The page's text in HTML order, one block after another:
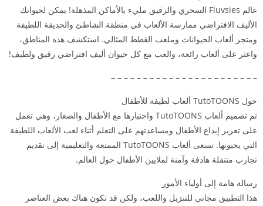
عالم Fluvsies السحري والرقيق مليء بالأماكن المذهلة! يمكن لحيوانك
الأليف الافتراضي ممارسة الألعاب في منطقة الشاطئ والحديقة اللطيفة
ومتجر ألعاب الحيوانات وملعب القطط المثالي. استكشف هذه المناطق،
واعثر على ألعاب رائعة، والعب مع كل حيوان أليف افتراضي رقيق ولطيف!
– – – – – – – – – – – – – – – – – – – – – – –
حول TutoTOONS ألعاب لطيفة للأطفال
تم تصميم ألعاب TutoTOONS واختبارها مع الأطفال والصغار، وهي تعمل
على تعزيز إبداع الأطفال ومساعدتهم على التعلم أثناء لعب الألعاب اللطيفة
التي يحبونها. تسعى ألعاب TutoTOONS الممتعة والتعليمية إلى تقديم
تجارب متنقلة هادفة وآمنة لملايين الأطفال حول العالم.
رسالة هامة إلى أولياء الأمور
هذا التطبيق مجاني للتنزيل واللعب، ولكن قد تكون هناك بعض العناصر